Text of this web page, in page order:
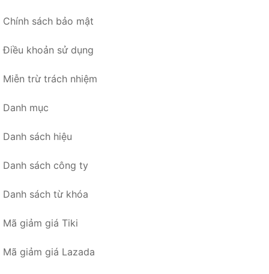
Chính sách bảo mật
Điều khoản sử dụng
Miễn trừ trách nhiệm
Danh mục
Danh sách hiệu
Danh sách công ty
Danh sách từ khóa
Mã giảm giá Tiki
Mã giảm giá Lazada